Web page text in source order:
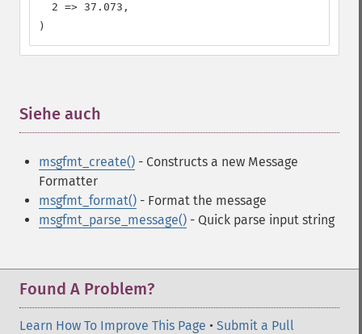
  2 => 37.073,
)
Siehe auch
msgfmt_create() - Constructs a new Message
Formatter
msgfmt_format() - Format the message
msgfmt_parse_message() - Quick parse input string
Found A Problem?
Learn How To Improve This Page • Submit a Pull